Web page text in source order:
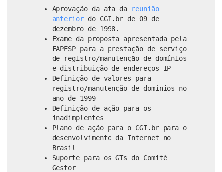
Aprovação da ata da
reunião
anterior do CGI.br de 09 de
dezembro de 1998.
Exame da proposta apresentada pela
FAPESP para a prestação de serviço
de registro/manutenção de domínios
e distribuição de endereços IP
Definição de valores para
registro/manutenção de domínios no
ano de 1999
Definição de ação para os
inadimplentes
Plano de ação para o CGI.br para o
desenvolvimento da Internet no
Brasil
Suporte para os GTs do Comitê
Gestor